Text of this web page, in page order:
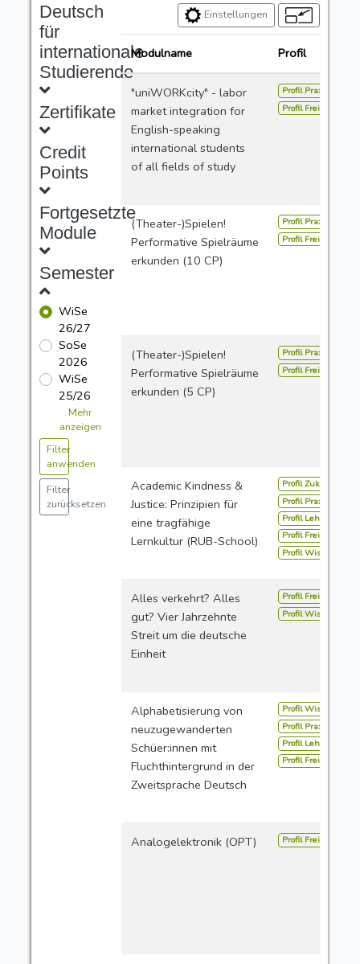
Deutsch
für
internationale
Studierende
Zertifikate
Credit
Points
Fortgesetzte
Module
Semester
WiSe
26/27
SoSe
2026
WiSe
25/26
Mehr
anzeigen
Filter
anwenden
Filter
zurücksetzen
Einstellungen
Modulname Profil
"uniWORKcity" - labor
market integration for
English-speaking
international students
of all fields of study
Profil Praxis
Profil Freie Studien
(Theater-)Spielen!
Performative Spielräume
erkunden (10 CP)
Profil Praxis
Profil Freie Studien
(Theater-)Spielen!
Performative Spielräume
erkunden (5 CP)
Profil Praxis
Profil Freie Studien
Academic Kindness &
Justice: Prinzipien für
eine tragfähige
Lernkultur (RUB-School)
Profil Zukunft
Profil Praxis
Profil Lehramt
Profil Freie Studien
Profil
Alles verkehrt? Alles
gut? Vier Jahrzehnte
Streit um die deutsche
Einheit
Profil Freie Studien
Profil
Alphabetisierung von
neuzugewanderten
Schüer:innen mit
Fluchthintergrund in der
Zweitsprache Deutsch
Profil
Profil Praxis
Profil Lehramt
Profil Freie Studien
Analogelektronik (OPT) Profil Freie Studien